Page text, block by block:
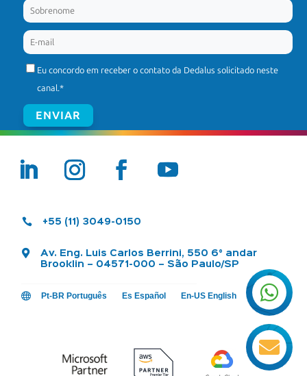
Eu concordo em receber o contato da Dedalus solicitado neste
canal.*


 +55 (11) 3049-0150

Av. Eng. Luis Carlos Berrini, 550 6° andar
Brooklin – 04571-000 – São Paulo/SP
 Pt-BR Português Es Español En-US English